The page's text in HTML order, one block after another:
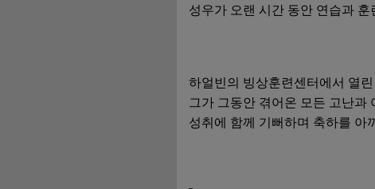
성우가 오랜 시간 동안 연습과
하얼빈의 빙상훈련센터에서 열
그가 그동안 겪어온 모든 고난과
성취에 함께 기뻐하며 축하를 아